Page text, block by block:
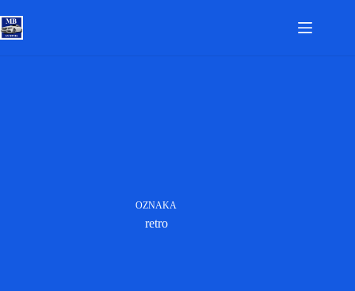
to
content
OZNAKA
retro